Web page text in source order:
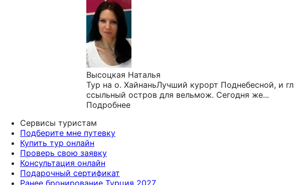
Высоцкая Наталья
Тур на о. ХайнаньЛучший курорт Поднебесной, и
ссыльный остров для вельмож. Сегодня же...
Подробнее
Сервисы туристам
Подберите мне путевку
Купить тур онлайн
Проверь свою заявку
Консультация онлайн
Подарочный сертификат